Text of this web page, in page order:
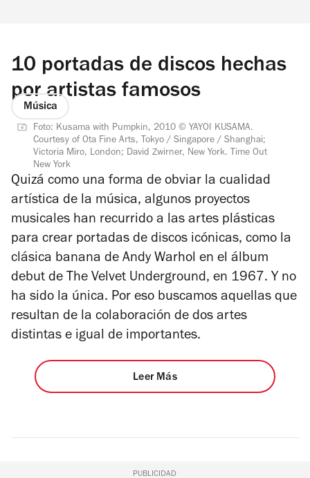
10 portadas de discos hechas
por artistas famosos
Música
Foto: Kusama with Pumpkin, 2010 © YAYOI KUSAMA.
Courtesy of Ota Fine Arts, Tokyo / Singapore / Shanghai;
Victoria Miro, London; David Zwirner, New York. Time Out
New York
Quizá como una forma de obviar la cualidad
artística de la música, algunos proyectos
musicales han recurrido a las artes plásticas
para crear portadas de discos icónicas, como la
clásica banana de Andy Warhol en el álbum
debut de The Velvet Underground, en 1967. Y no
ha sido la única. Por eso buscamos aquellas que
resultan de la colaboración de dos artes
distintas e igual de importantes.
Leer Más
PUBLICIDAD